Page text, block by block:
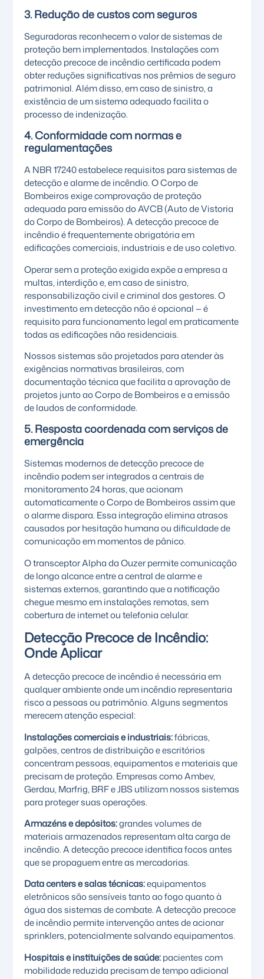
3. Redução de custos com seguros
Seguradoras reconhecem o valor de sistemas de
proteção bem implementados. Instalações com
detecção precoce de incêndio certificada podem
obter reduções significativas nos prêmios de seguro
patrimonial. Além disso, em caso de sinistro, a
existência de um sistema adequado facilita o
processo de indenização.
4. Conformidade com normas e
regulamentações
A NBR 17240estabelece requisitos para sistemas de
detecção e alarme de incêndio. O Corpo de
Bombeiros exige comprovação de proteção
adequada para emissão do AVCB (Auto de Vistoria
do Corpo de Bombeiros). A detecção precoce de
incêndio é frequentemente obrigatória em
edificações comerciais, industriais e de uso coletivo.
Operar sem a proteção exigida expõe a empresa a
multas, interdição e, em caso de sinistro,
responsabilização civil e criminal dos gestores. O
investimento em detecção não é opcional — é
requisito para funcionamento legal em praticamente
todas as edificações não residenciais.
Nossos sistemas são projetados para atender às
exigências normativas brasileiras, com
documentação técnica que facilita a aprovação de
projetos junto ao Corpo de Bombeiros e a emissão
de laudos de conformidade.
5. Resposta coordenada com serviços de
emergência
Sistemas modernos de detecção precoce de
incêndio podem ser integrados a centrais de
monitoramento 24 horas, que acionam
automaticamente o Corpo de Bombeiros assim que
o alarme dispara. Essa integração elimina atrasos
causados por hesitação humana ou dificuldade de
comunicação em momentos de pânico.
Otransceptor Alphada Ouzer permite comunicação
de longo alcance entre a central de alarme e
sistemas externos, garantindo que a notificação
chegue mesmo em instalações remotas, sem
cobertura de internet ou telefonia celular.
Detecção Precoce de Incêndio:
Onde Aplicar
A detecção precoce de incêndio é necessária em
qualquer ambiente onde um incêndio representaria
risco a pessoas ou patrimônio. Alguns segmentos
merecem atenção especial:
Instalações comerciais e industriais:fábricas,
galpões, centros de distribuição e escritórios
concentram pessoas, equipamentos e materiais que
precisam de proteção. Empresas como Ambev,
Gerdau, Marfrig, BRF e JBS utilizam nossos sistemas
para proteger suas operações.
Armazéns e depósitos:grandes volumes de
materiais armazenados representam alta carga de
incêndio. A detecção precoce identifica focos antes
que se propaguem entre as mercadorias.
Data centers e salas técnicas:equipamentos
eletrônicos são sensíveis tanto ao fogo quanto à
água dos sistemas de combate. A detecção precoce
de incêndio permite intervenção antes de acionar
sprinklers, potencialmente salvando equipamentos.
Hospitais e instituições de saúde:pacientes com
mobilidade reduzida precisam de tempo adicional